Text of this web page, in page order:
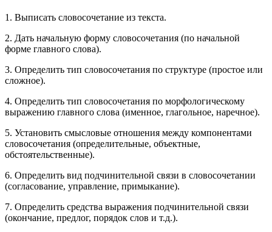
1. Выписать словосочетание из текста.
2. Дать начальную форму словосочетания (по начальной
форме главного слова).
3. Определить тип словосочетания по структуре (простое или
сложное).
4. Определить тип словосочетания по морфологическому
выражению главного слова (именное, глагольное, наречное).
5. Установить смысловые отношения между компонентами
словосочетания (определительные, объектные,
обстоятельственные).
6. Определить вид подчинительной связи в словосочетании
(согласование, управление, примыкание).
7. Определить средства выражения подчинительной связи
(окончание, предлог, порядок слов и т.д.).